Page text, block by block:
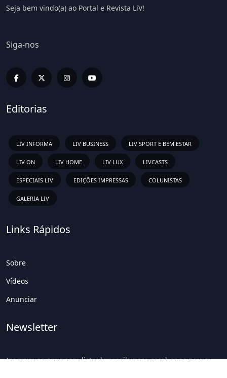
Seja bem vindo(a) ao Portal e Revista LiV!
Siga-nos
Editorias
LIV INFORMA LIV BUSINESS LIV SPORT E BEM ESTAR
LIV ON LIV HOME LIV LUX LIVCASTS
ESPECIAIS LIV EDIÇÕES IMPRESSAS COLUNISTAS
GALERIA LIV
Links Rápidos
Sobre
Vídeos
Anunciar
Newsletter
Inscreva-se em nossa lista de emails para receber as novas